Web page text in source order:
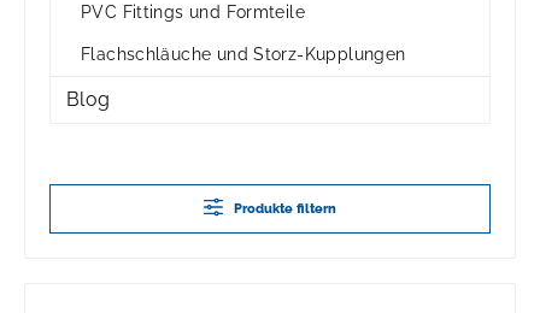
PVC Fittings und Formteile
Flachschläuche und Storz-Kupplungen
Blog
Produkte filtern